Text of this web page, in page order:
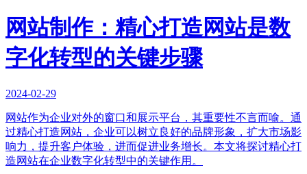
网站制作：精心打造网站是数
字化转型的关键步骤
2024-02-29
网站作为企业对外的窗口和展示平台，其重要性不言而喻。通
过精心打造网站，企业可以树立良好的品牌形象，扩大市场影
响力，提升客户体验，进而促进业务增长。本文将探讨精心打
造网站在企业数字化转型中的关键作用。